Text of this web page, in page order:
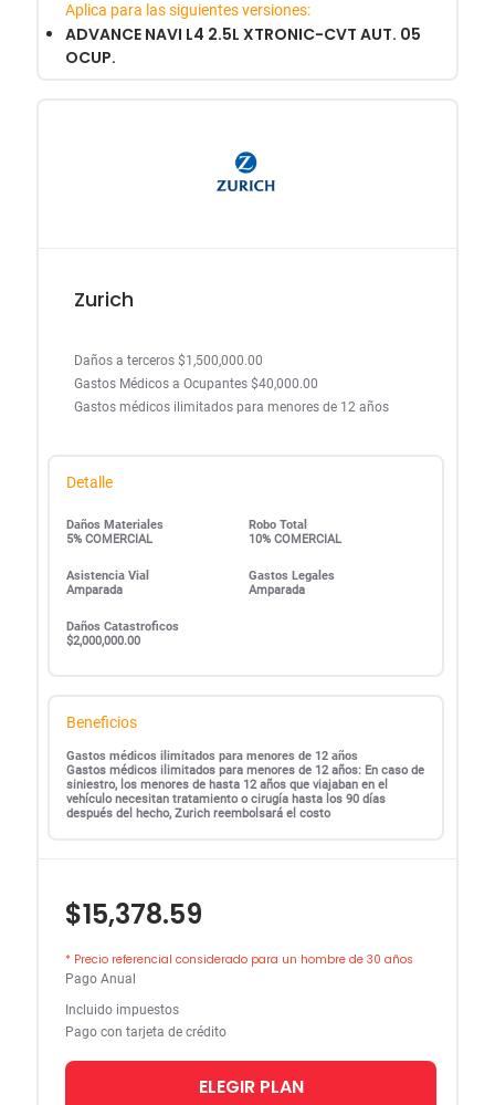
Aplica para las siguientes versiones:
ADVANCE NAVI L4 2.5L XTRONIC-CVT AUT. 05
OCUP.
Zurich
Daños a terceros $1,500,000.00
Gastos Médicos a Ocupantes $40,000.00
Gastos médicos ilimitados para menores de 12 años
Detalle
Daños Materiales
5% COMERCIAL
Robo Total
10% COMERCIAL
Asistencia Vial
Amparada
Gastos Legales
Amparada
Daños Catastroficos
$2,000,000.00
Beneficios
Gastos médicos ilimitados para menores de 12 años
Gastos médicos ilimitados para menores de 12 años: En caso de
siniestro, los menores de hasta 12 años que viajaban en el
vehículo necesitan tratamiento o cirugía hasta los 90 días
después del hecho, Zurich reembolsará el costo
$15,378.59
* Precio referencial considerado para un hombre de 30 años
Pago Anual
Incluido impuestos
Pago con tarjeta de crédito
ELEGIR PLAN